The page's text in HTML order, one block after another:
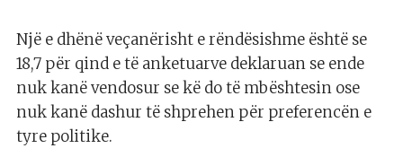
Një e dhënë veçanërisht e rëndësishme është se
18,7 për qind e të anketuarve deklaruan se ende
nuk kanë vendosur se kë do të mbështesin ose
nuk kanë dashur të shprehen për preferencën e
tyre politike.